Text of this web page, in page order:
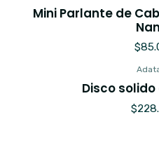
Mini Parlante de
Disco